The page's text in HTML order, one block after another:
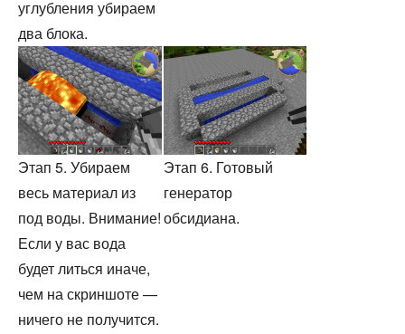
углубления убираем
два блока.
Этап 5. Убираем
весь материал из
под воды. Внимание!
Если у вас вода
будет литься иначе,
чем на скриншоте —
ничего не получится.
Этап 6. Готовый
генератор
обсидиана.